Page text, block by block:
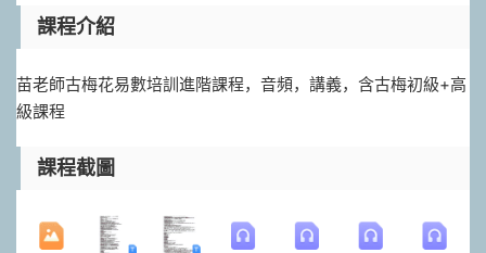
課程介紹
苗老師古梅花易數培訓進階課程，音頻，講義，含古梅初級+高
級課程
課程截圖